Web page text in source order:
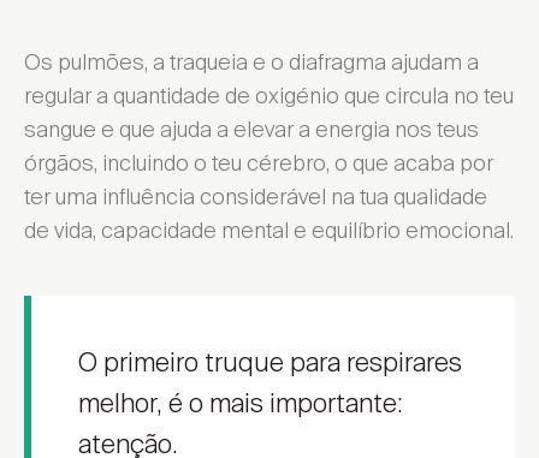
Os pulmões, a traqueia e o diafragma ajudam a
regular a quantidade de oxigénio que circula no teu
sangue e que ajuda a elevar a energia nos teus
órgãos, incluindo o teu cérebro, o que acaba por
ter uma influência considerável na tua qualidade
de vida, capacidade mental e equilíbrio emocional.
O primeiro truque para respirares
melhor, é o mais importante:
atenção.